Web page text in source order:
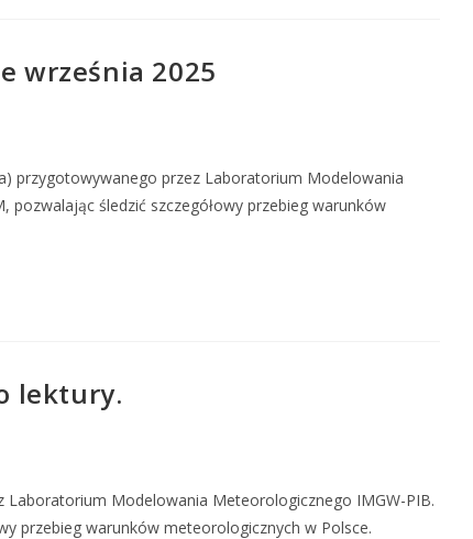
września 2025
przygotowywanego przez Laboratorium Modelowania
śledzić szczegółowy przebieg warunków
lektury.
Laboratorium Modelowania Meteorologicznego IMGW-PIB.
przebieg warunków meteorologicznych w Polsce.